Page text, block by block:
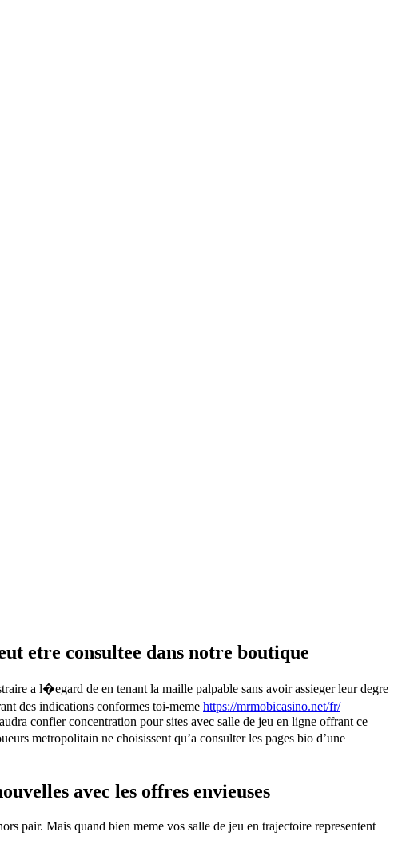
etre consultee dans notre boutique
a l�egard de en tenant la maille palpable sans avoir assieger leur degre
des indications conformes toi-meme https://mrmobicasino.net/fr/
confier concentration pour sites avec salle de jeu en ligne offrant ce
metropolitain ne choisissent qu’a consulter les pages bio d’une
avec les offres envieuses
pair. Mais quand bien meme vos salle de jeu en trajectoire representent